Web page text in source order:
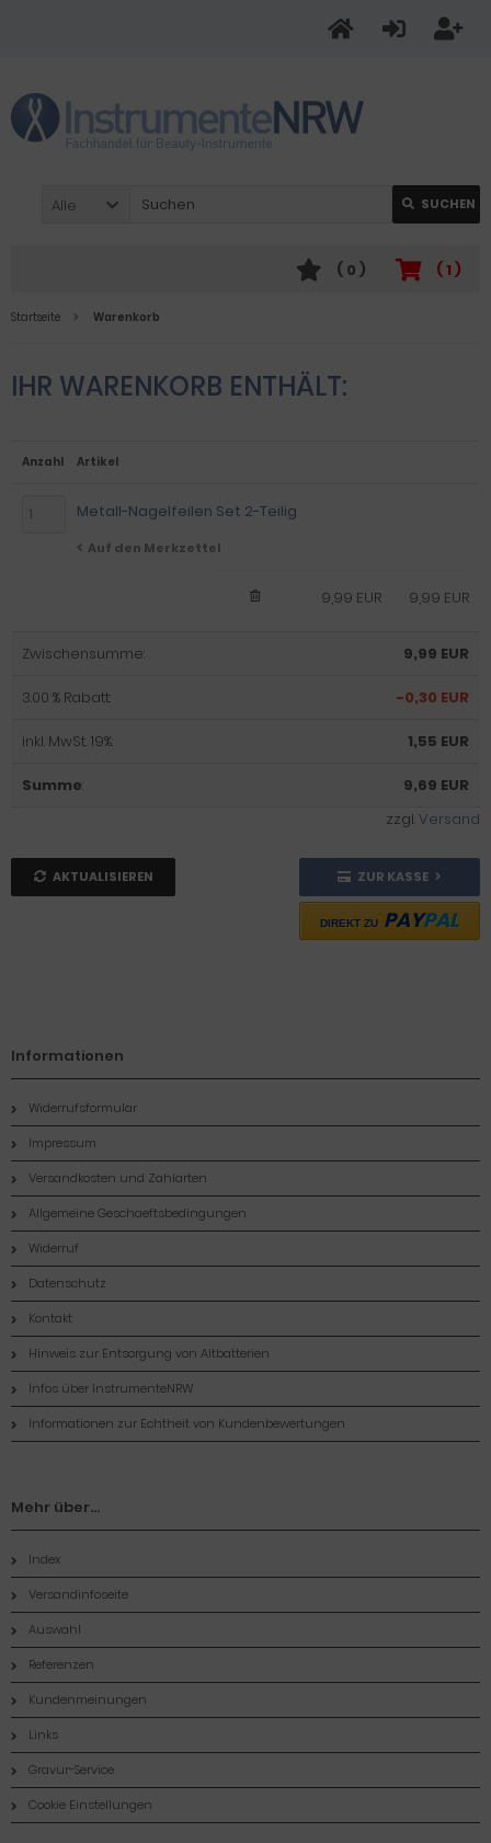
Alle SUCHEN
( 1 )
( 0 )
Startseite Warenkorb
IHR WARENKORB ENTHÄLT:
Anzahl Artikel
Metall-Nagelfeilen Set 2-Teilig
Auf den Merkzettel
9,99 EUR
9,99 EUR
Zwischensumme: 9,99 EUR
3.00 % Rabatt: -0,30 EUR
inkl. MwSt. 19%: 1,55 EUR
Summe:
9,69 EUR
zzgl.Versand
AKTUALISIEREN ZUR KASSE
DIREKT ZU PAYPAL
Informationen
Widerrufsformular
Impressum
Versandkosten und Zahlarten
Allgemeine Geschaeftsbedingungen
Widerruf
Datenschutz
Kontakt
Hinweis zur Entsorgung von Altbatterien
Infos über InstrumenteNRW
Informationen zur Echtheit von Kundenbewertungen
Mehr über...
Index
Versandinfoseite
Auswahl
Referenzen
Kundenmeinungen
Links
Gravur-Service
Cookie Einstellungen